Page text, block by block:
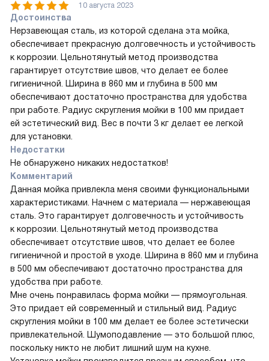
10 августа 2023
Достоинства
Нерзавеющая сталь, из которой сделана эта мойка,
обеспечивает прекрасную долговечность и устойчивость
к коррозии. Цельнотянутый метод производства
гарантирует отсутствие швов, что делает ее более
гигиеничной. Ширина в 860 мм и глубина в 500 мм
обеспечивают достаточно пространства для удобства
при работе. Радиус скругления мойки в 100 мм придает
ей эстетический вид. Вес в почти 3 кг делает ее легкой
для установки.
Недостатки
Не обнаружено никаких недостатков!
Комментарий
Данная мойка привлекла меня своими функциональными
характеристиками. Начнем с материала — нержавеющая
сталь. Это гарантирует долговечность и устойчивость
к коррозии. Цельнотянутый метод производства
обеспечивает отсутствие швов, что делает ее более
гигиеничной и простой в уходе. Ширина в 860 мм и глубина
в 500 мм обеспечивают достаточно пространства для
удобства при работе.
Мне очень понравилась форма мойки — прямоугольная.
Это придает ей современный и стильный вид. Радиус
скругления мойки в 100 мм делает ее более эстетически
привлекательной. Шумоподавление — это большой плюс,
поскольку никто не любит лишний шум на кухне.